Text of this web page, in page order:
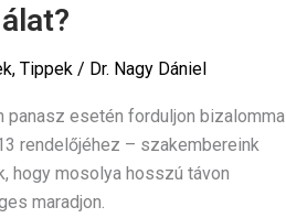
, Tippek / Dr. Nagy Dániel
panasz esetén forduljon bizalommal
rendelőjéhez – szakembereink
hogy mosolya hosszú távon
maradjon.